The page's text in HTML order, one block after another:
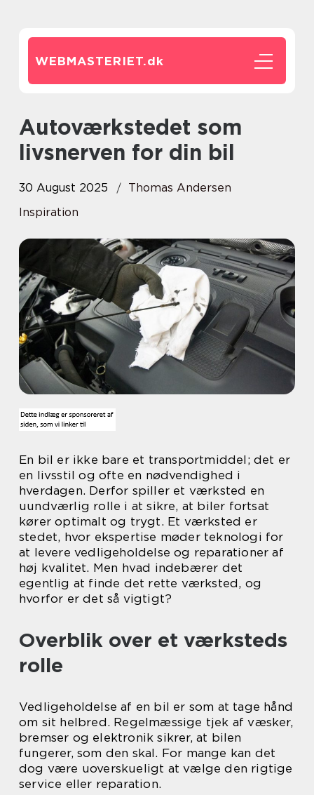
WEBMASTERIET.dk
Autoværkstedet som
livsnerven for din bil
30 August 2025
Thomas Andersen
Inspiration
En bil er ikke bare et transportmiddel; det er
en livsstil og ofte en nødvendighed i
hverdagen. Derfor spiller et værksted en
uundværlig rolle i at sikre, at biler fortsat
kører optimalt og trygt. Et værksted er
stedet, hvor ekspertise møder teknologi for
at levere vedligeholdelse og reparationer af
høj kvalitet. Men hvad indebærer det
egentlig at finde det rette værksted, og
hvorfor er det så vigtigt?
Overblik over et værksteds
rolle
Vedligeholdelse af en bil er som at tage hånd
om sit helbred. Regelmæssige tjek af væsker,
bremser og elektronik sikrer, at bilen
fungerer, som den skal. For mange kan det
dog være uoverskueligt at vælge den rigtige
service eller reparation.